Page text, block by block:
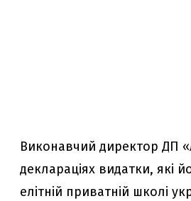
Виконавчий директор ДП
деклараціях видатки, які
елітній приватній школі